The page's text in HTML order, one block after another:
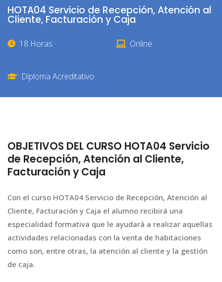
HOTA04 Servicio de Recepción, Atención al
Cliente, Facturación y Caja
18 Horas Online
Diploma Acreditativo
OBJETIVOS DEL CURSO HOTA04 Servicio
de Recepción, Atención al Cliente,
Facturación y Caja
Con el curso HOTA04 Servicio de Recepción, Atención al
Cliente, Facturación y Caja el alumno recibirá una
especialidad formativa que le ayudará a realizar aquellas
actividades relacionadas con la venta de habitaciones
como son, entre otras, la atención al cliente y la gestión
de caja.